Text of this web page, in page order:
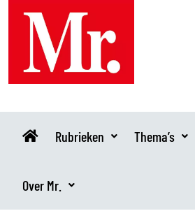
inhoud
Rubrieken Thema’s
Over Mr.